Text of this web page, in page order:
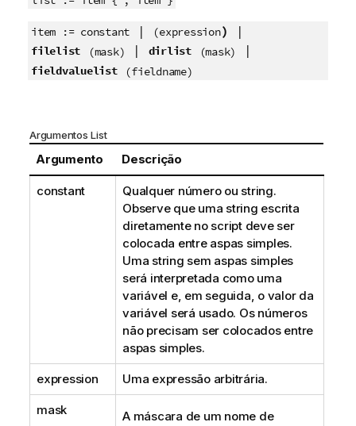
t
i
v
item := constant | (expression) |
filelist (mask) | dirlist (mask) |
fieldvaluelist (fieldname)
Argumentos List
Argumento Descrição
constant
Qualquer número ou string.
Observe que uma string escrita
diretamente no script deve ser
colocada entre aspas simples.
Uma string sem aspas simples
será interpretada como uma
variável e, em seguida, o valor da
variável será usado. Os números
não precisam ser colocados entre
aspas simples.
expression Uma expressão arbitrária.
mask
A máscara de um nome de